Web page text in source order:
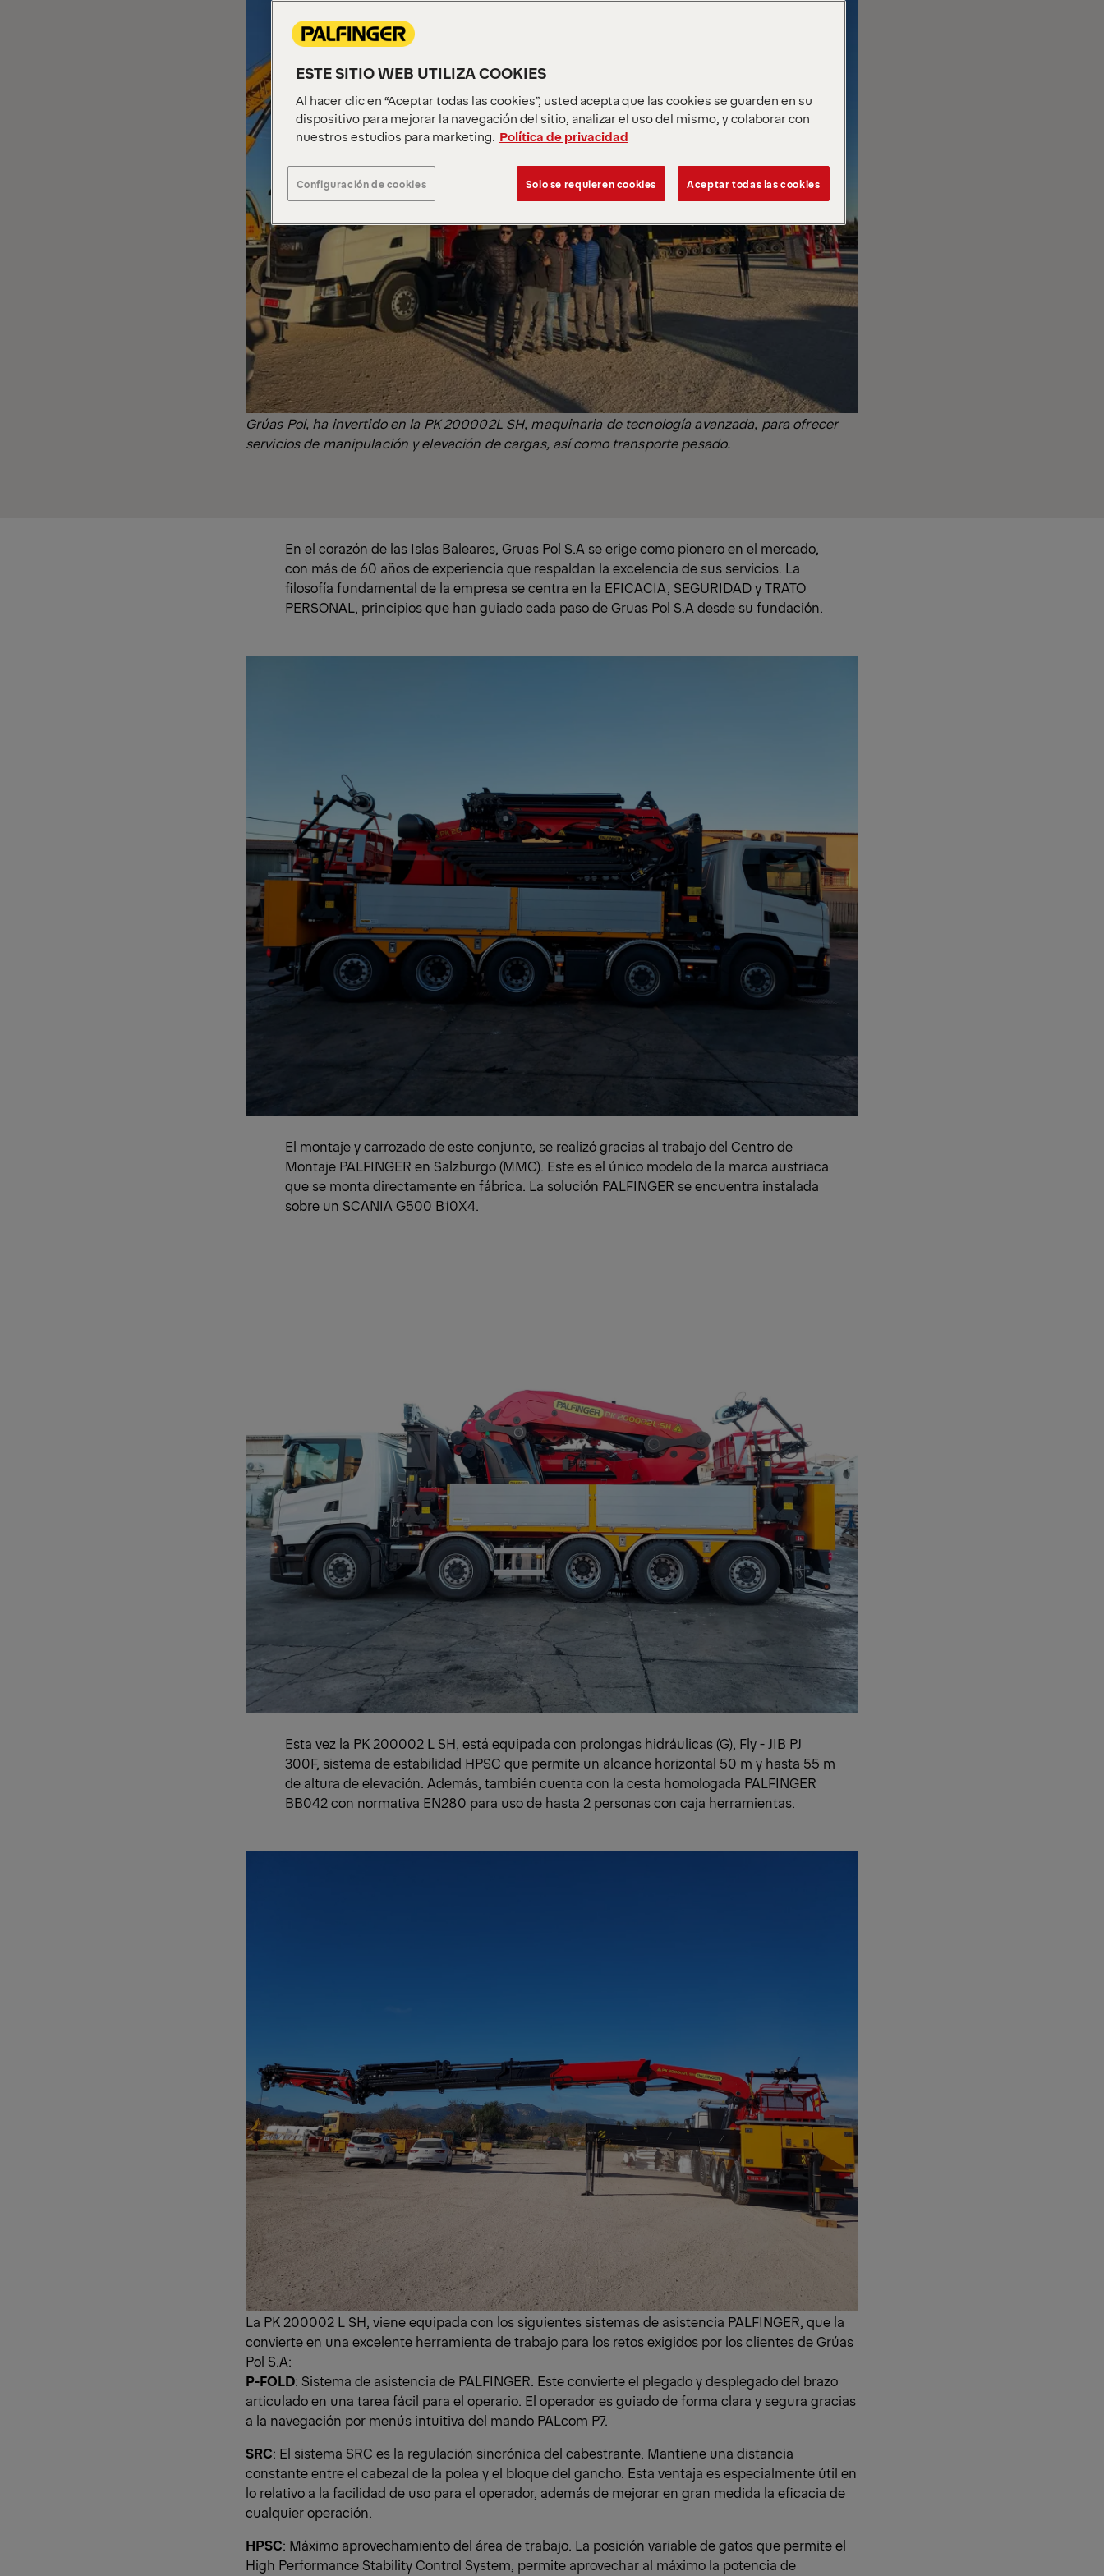
Grúas Pol, ha invertido en la PK 200002L SH, maquinaria de tecnología avanzada, para ofrecer
servicios de manipulación y elevación de cargas, así como transporte pesado.
En el corazón de las Islas Baleares, Gruas Pol S.A se erige como pionero en el mercado,
con más de 60 años de experiencia que respaldan la excelencia de sus servicios. La
filosofía fundamental de la empresa se centra en la EFICACIA, SEGURIDAD y TRATO
PERSONAL, principios que han guiado cada paso de Gruas Pol S.A desde su fundación.
El montaje y carrozado de este conjunto, se realizó gracias al trabajo del Centro de
Montaje PALFINGER en Salzburgo (MMC). Este es el único modelo de la marca austriaca
que se monta directamente en fábrica. La solución PALFINGER se encuentra instalada
sobre un SCANIA G500 B10X4.
Esta vez la PK 200002 L SH, está equipada con prolongas hidráulicas (G), Fly - JIB PJ
300F, sistema de estabilidad HPSC que permite un alcance horizontal 50 m y hasta 55 m
de altura de elevación. Además, también cuenta con la cesta homologada PALFINGER
BB042 con normativa EN280 para uso de hasta 2 personas con caja herramientas.
La PK 200002 L SH, viene equipada con los siguientes sistemas de asistencia PALFINGER, que la
convierte en una excelente herramienta de trabajo para los retos exigidos por los clientes de Grúas
Pol S.A:
P-FOLD: Sistema de asistencia de PALFINGER. Este convierte el plegado y desplegado del brazo
articulado en una tarea fácil para el operario. El operador es guiado de forma clara y segura gracias
a la navegación por menús intuitiva del mando PALcom P7.
SRC: El sistema SRC es la regulación sincrónica del cabestrante. Mantiene una distancia
constante entre el cabezal de la polea y el bloque del gancho. Esta ventaja es especialmente útil en
lo relativo a la facilidad de uso para el operador, además de mejorar en gran medida la eficacia de
cualquier operación.
HPSC: Máximo aprovechamiento del área de trabajo. La posición variable de gatos que permite el
High Performance Stability Control System, permite aprovechar al máximo la potencia de
ESTE SITIO WEB UTILIZA COOKIES
Al hacer clic en “Aceptar todas las cookies”, usted acepta que las cookies se guarden en su
dispositivo para mejorar la navegación del sitio, analizar el uso del mismo, y colaborar con
nuestros estudios para marketing. Política de privacidad
Configuración de cookies Solo se requieren cookies Aceptar todas las cookies